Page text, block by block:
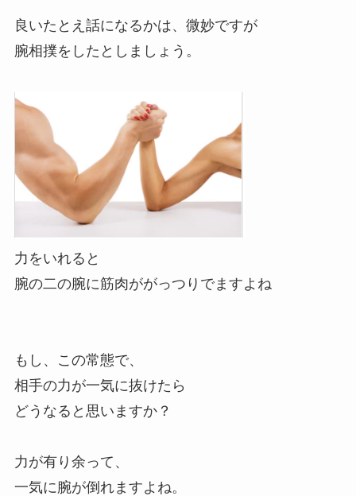
良いたとえ話になるかは、微妙ですが
腕相撲をしたとしましょう。
力をいれると
腕の二の腕に筋肉ががっつりでますよね
もし、この常態で、
相手の力が一気に抜けたら
どうなると思いますか？
力が有り余って、
一気に腕が倒れますよね。